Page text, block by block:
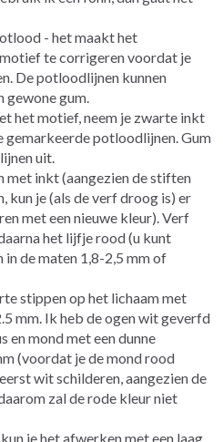
- het maakt het
te corrigeren voordat je
De potloodlijnen kunnen
gewone gum.
het motief, neem je zwarte inkt
gemarkeerde potloodlijnen. Gum
uit.
met inkt (aangezien de stiften
kun je (als de verf droog is) er
met een nieuwe kleur). Verf
het lijfje rood (u kunt
de maten 1,8-2,5 mm of
stippen op het lichaam met
mm. Ik heb de ogen wit geverfd
en mond met een dunne
(voordat je de mond rood
wit schilderen, aangezien de
zal de rode kleur niet
je het afwerken met een laag